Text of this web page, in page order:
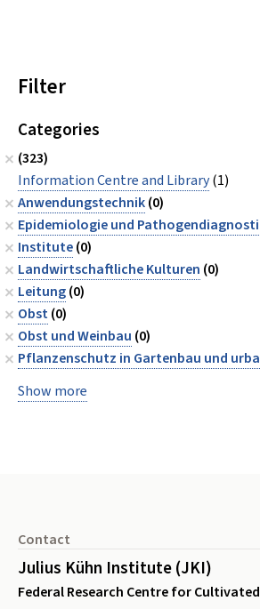
Filter
Categories
(323)
Information Centre and Library(1)
Anwendungstechnik(0)
Epidemiologie und
Institute(0)
Landwirtschaftliche Kulturen (0)
Leitung(0)
Obst(0)
Obst und Weinbau (0)
Pflanzenschutz in Gartenbau und
Show more
Contact
Julius Kühn Institute (JKI)
Federal Research Centre for